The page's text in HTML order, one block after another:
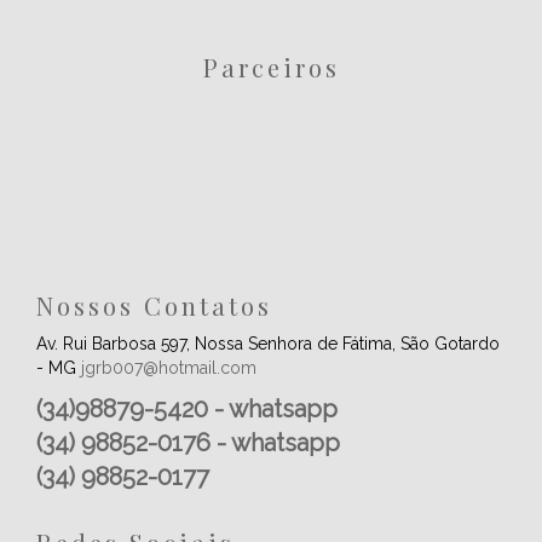
Parceiros
Nossos Contatos
Av. Rui Barbosa 597, Nossa Senhora de Fátima, São Gotardo
- MG jgrb007@hotmail.com
(34)98879-5420 - whatsapp
(34) 98852-0176 - whatsapp
(34) 98852-0177